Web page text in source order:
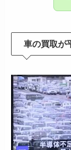
車の買取が